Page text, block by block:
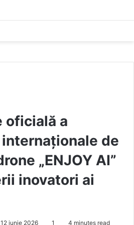
oficială a
de
„ENJOY AI”
inovatori ai
12 iunie 2026 1 4 minutes read